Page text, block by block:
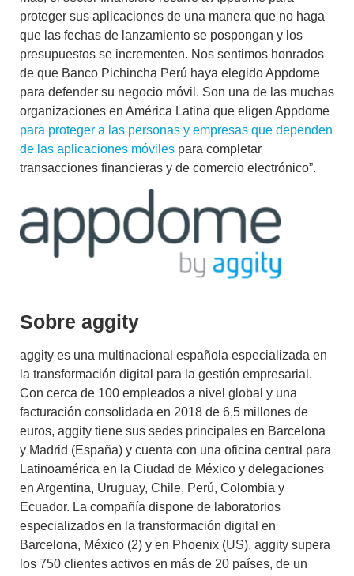
proteger sus aplicaciones de una manera que no haga
que las fechas de lanzamiento se pospongan y los
presupuestos se incrementen. Nos sentimos honrados
de que Banco Pichincha Perú haya elegido Appdome
para defender su negocio móvil. Son una de las muchas
organizaciones en América Latina que eligen Appdome
para proteger a las personas y empresas que dependen
de las aplicaciones móviles para completar
transacciones financieras y de comercio electrónico”.
Sobre aggity
aggity es una multinacional española especializada en
la transformación digital para la gestión empresarial.
Con cerca de 100 empleados a nivel global y una
facturación consolidada en 2018 de 6,5 millones de
euros, aggity tiene sus sedes principales en Barcelona
y Madrid (España) y cuenta con una oficina central para
Latinoamérica en la Ciudad de México y delegaciones
en Argentina, Uruguay, Chile, Perú, Colombia y
Ecuador. La compañía dispone de laboratorios
especializados en la transformación digital en
Barcelona, México (2) y en Phoenix (US). aggity supera
los 750 clientes activos en más de 20 países, de un